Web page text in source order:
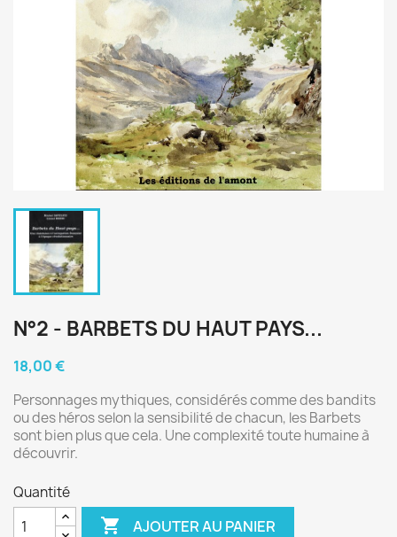
N°2 - BARBETS DU HAUT PAYS...
18,00 €
Personnages mythiques, considérés comme des bandits
ou des héros selon la sensibilité de chacun, les Barbets
sont bien plus que cela. Une complexité toute humaine à
découvrir.
Quantité
 AJOUTER AU PANIER